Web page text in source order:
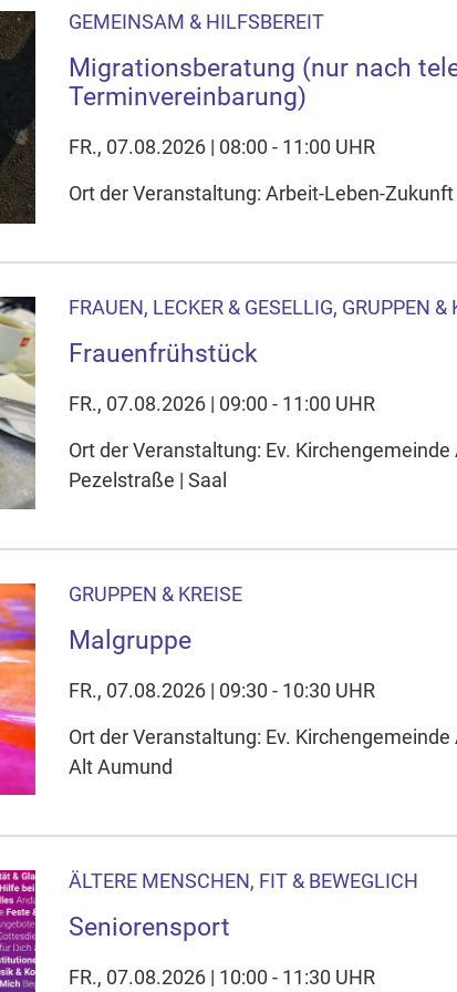
GEMEINSAM & HILFSBEREIT
Migrationsberatung (nur nach
Terminvereinbarung)
FR., 07.08.2026 | 08:00 - 11:00 UHR
Ort der Veranstaltung: Arbeit-Leben-
FRAUEN, LECKER & GESELLIG, GRUPPEN &
Frauenfrühstück
FR., 07.08.2026 | 09:00 - 11:00 UHR
Ort der Veranstaltung: Ev.
Pezelstraße | Saal
GRUPPEN & KREISE
Malgruppe
FR., 07.08.2026 | 09:30 - 10:30 UHR
Ort der Veranstaltung: Ev.
Alt Aumund
ÄLTERE MENSCHEN, FIT & BEWEGLICH
Seniorensport
FR., 07.08.2026 | 10:00 - 11:30 UHR